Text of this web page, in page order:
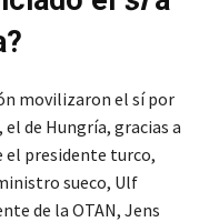
movilizaron el sí por
de Hungría, gracias a
el presidente turco,
sueco, Ulf
de la OTAN, Jens